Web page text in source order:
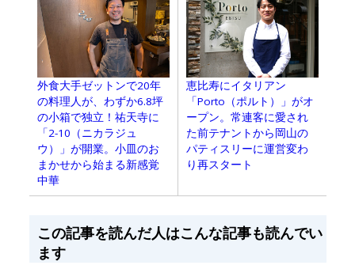
外食大手ゼットンで20年
の料理人が、わずか6.8坪
の小箱で独立！祐天寺に
「2-10（ニカラジュ
ウ）」が開業。小皿のお
まかせから始まる新感覚
中華
恵比寿にイタリアン
「Porto（ポルト）」がオ
ープン。常連客に愛され
た前テナントから岡山の
パティスリーに運営変わ
り再スタート
この記事を読んだ人はこんな記事も読んでい
ます